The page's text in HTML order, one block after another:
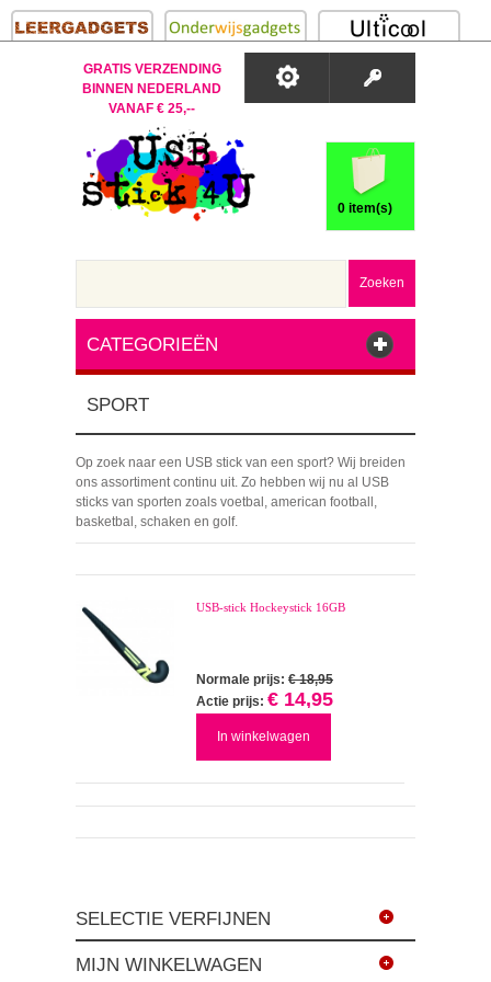
GRATIS VERZENDING
BINNEN NEDERLAND
VANAF € 25,--
0 item(s)
Zoeken
CATEGORIEËN
SPORT
Op zoek naar een USB stick van een sport? Wij breiden
ons assortiment continu uit. Zo hebben wij nu al USB
sticks van sporten zoals voetbal, american football,
basketbal, schaken en golf.
USB-stick Hockeystick 16GB
Normale prijs: € 18,95
Actie prijs: € 14,95
In winkelwagen
SELECTIE VERFIJNEN
MIJN WINKELWAGEN